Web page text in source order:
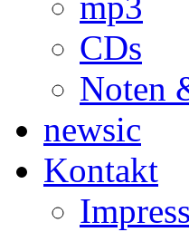
CDs
Noten
newsic
Kontakt